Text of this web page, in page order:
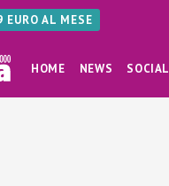
AL MESE
HOME NEWS SOCIAL